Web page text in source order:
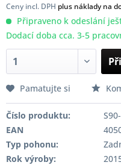
Ceny incl. DPH plus náklady na
Připraveno k odeslání
Dodací doba cca. 3-5
Pamatujte si
Číslo produktu:
EAN
Typ pohonu:
Rok výroby: